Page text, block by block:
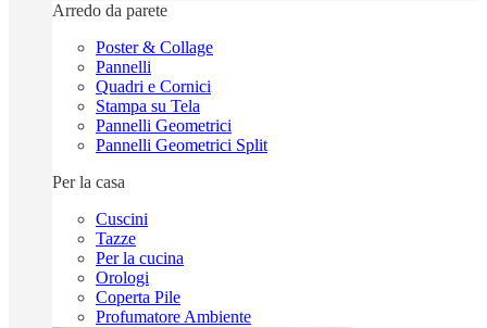
Arredo da parete
Poster & Collage
Pannelli
Quadri e Cornici
Stampa su Tela
Pannelli Geometrici
Pannelli Geometrici Split
Per la casa
Cuscini
Tazze
Per la cucina
Orologi
Coperta Pile
Profumatore Ambiente